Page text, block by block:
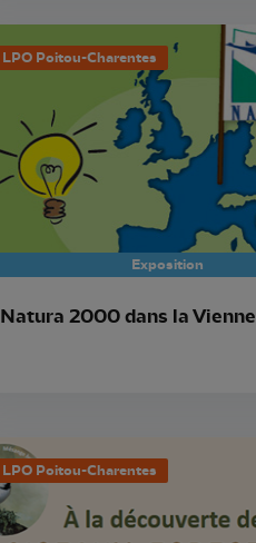
LPO Poitou-Charentes
Exposition
Natura 2000 dans la Vienne
LPO Poitou-Charentes